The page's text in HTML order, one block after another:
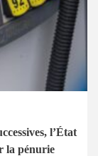
l’État
la pénurie